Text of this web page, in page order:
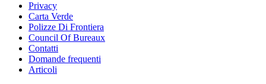
Privacy
Carta Verde
Polizze Di Frontiera
Council Of Bureaux
Contatti
Domande frequenti
Articoli